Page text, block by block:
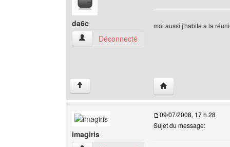
da6c
da6c Voir le profil de l'utilisateur
Déconnecté
moi aussi j'habite a la
↑ Visiter le site web de
imagiris
09/07/2008, 17 h 28
Sujet du message: